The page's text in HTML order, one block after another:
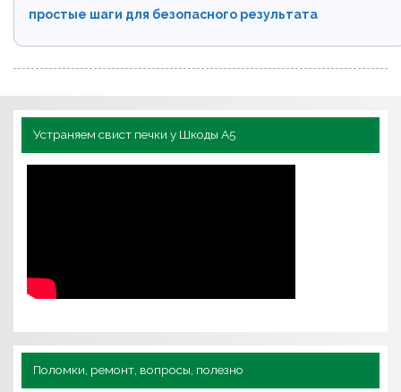
простые шаги для безопасного результата
Устраняем свист печки у Шкоды А5
Поломки, ремонт, вопросы, полезно